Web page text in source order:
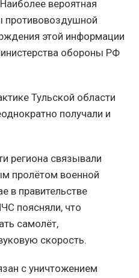
вероятная
противовоздушной
этой информации
обороны РФ
Тульской области
получали и
региона связывали
пролётом военной
в правительстве
поясняли, что
самолёт,
скорость.
с уничтожением